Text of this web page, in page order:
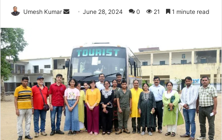
Umesh Kumar
SendJune 28, 2024 0 21 1 minute read